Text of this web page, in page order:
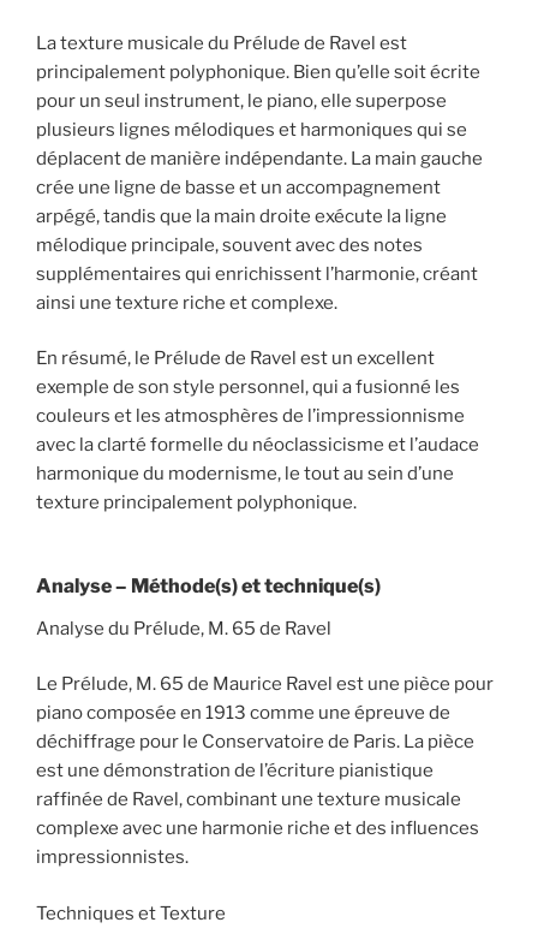
La texture musicale du Prélude de Ravel est
principalement polyphonique. Bien qu’elle soit écrite
pour un seul instrument, le piano, elle superpose
plusieurs lignes mélodiques et harmoniques qui se
déplacent de manière indépendante. La main gauche
crée une ligne de basse et un accompagnement
arpégé, tandis que la main droite exécute la ligne
mélodique principale, souvent avec des notes
supplémentaires qui enrichissent l’harmonie, créant
ainsi une texture riche et complexe.
En résumé, le Prélude de Ravel est un excellent
exemple de son style personnel, qui a fusionné les
couleurs et les atmosphères de l’impressionnisme
avec la clarté formelle du néoclassicisme et l’audace
harmonique du modernisme, le tout au sein d’une
texture principalement polyphonique.
Analyse – Méthode(s) et technique(s)
Analyse du Prélude, M. 65 de Ravel
Le Prélude, M. 65 de Maurice Ravel est une pièce pour
piano composée en 1913 comme une épreuve de
déchiffrage pour le Conservatoire de Paris. La pièce
est une démonstration de l’écriture pianistique
raffinée de Ravel, combinant une texture musicale
complexe avec une harmonie riche et des influences
impressionnistes.
Techniques et Texture